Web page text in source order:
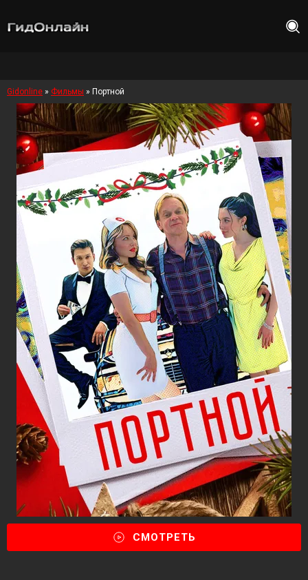
Gidonline » Фильмы » Портной
СМОТРЕТЬ